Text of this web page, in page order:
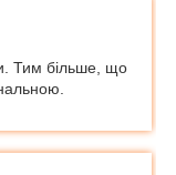
Тим більше, що